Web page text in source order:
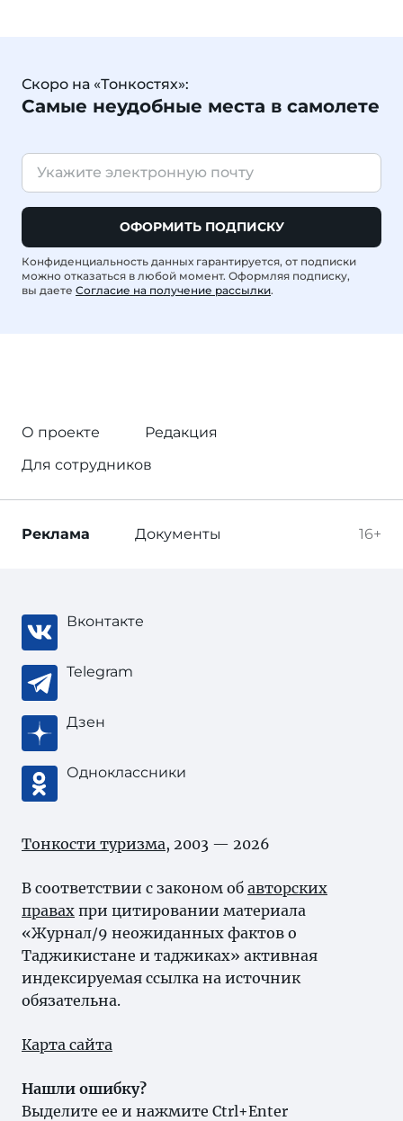
Скоро на «Тонкостях»:
Самые неудобные места в самолете
ОФОРМИТЬ ПОДПИСКУ
Конфиденциальность данных гарантируется, от подписки
можно отказаться в любой момент. Оформляя подписку,
вы даете Согласие на получение рассылки.
О проекте
Редакция
Для сотрудников
16+
Реклама Документы
Вконтакте
Telegram
Дзен
Одноклассники
Тонкости туризма, 2003 — 2026
В соответствии с законом об авторских
правах при цитировании материала
«Журнал/9 неожиданных фактов о
Таджикистане и таджиках» активная
индексируемая ссылка на источник
обязательна.
Карта сайта
Нашли ошибку?
Выделите ее и нажмите Ctrl+Enter